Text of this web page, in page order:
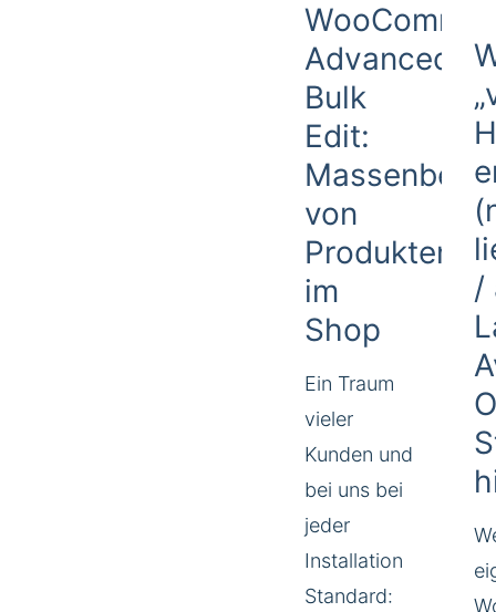
Advanced
Bulk
Edit:
von
Produkten
im
Shop
Ein Traum
vieler
Kunden und
bei uns bei
jeder
Installation
Standard:
/